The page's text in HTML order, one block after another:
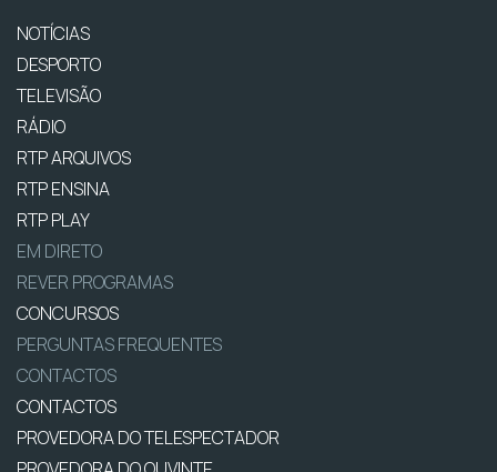
NOTÍCIAS
DESPORTO
TELEVISÃO
RÁDIO
RTP ARQUIVOS
RTP ENSINA
RTP PLAY
EM DIRETO
REVER PROGRAMAS
CONCURSOS
PERGUNTAS FREQUENTES
CONTACTOS
CONTACTOS
PROVEDORA DO TELESPECTADOR